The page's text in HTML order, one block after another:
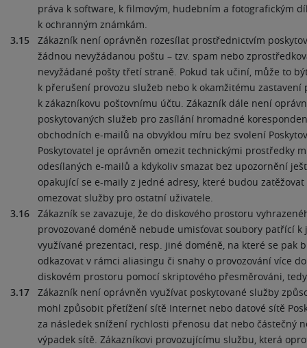
práva k software, k filmovým, hudebním a fotografickým
k ochranným známkám.
3.15
Zákazník není oprávněn rozesílat prostřednictvím
žádnou nevyžádanou poštu – tzv. spam nebo
nevyžádané pošty třetí straně. Pokud tak učiní, může to
k přerušení provozu služeb nebo k okamžitému zastavení
k zákazníkovu poštovnímu účtu. Zákazník dále není
poskytovaných služeb pro zasílání hromadné
obchodních e-mailů na obvyklou míru bez svolení
Poskytovatel je oprávněn omezit technickými prostředky
odesílaných e-mailů a kdykoliv smazat bez upozornění
opakující se e-maily z jedné adresy, které budou
omezovat služby pro ostatní uživatele.
3.16
Zákazník se zavazuje, že do diskového prostoru
provozované doméně nebude umisťovat soubory patřící k
využívané prezentaci, resp. jiné doméně, na které se pak
odkazovat v rámci aliasingu či snahy o provozování více
diskovém prostoru pomocí skriptového přesměrováni,
3.17
Zákazník není oprávněn využívat poskytované služby
mohl způsobit přetížení sítě Internet nebo datové sítě
za následek snížení rychlosti přenosu dat nebo částečný
výpadek sítě. Zákazníkovi provozujícímu službu, která